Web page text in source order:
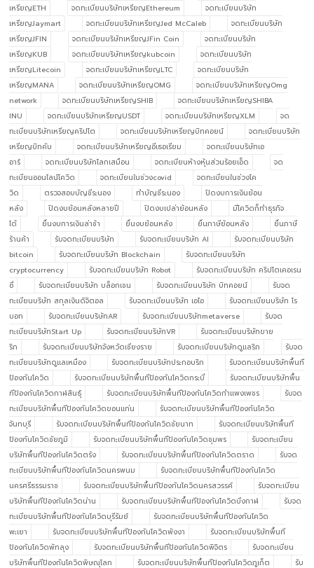
เหรียญETH จดทะเบียนบริษัทเหรียญEthereum
จดทะเบียนบริษัท
เหรียญJaymart
จดทะเบียนบริษัทเหรียญJed McCaleb
จดทะเบียนบริษัท
เหรียญJFIN
จดทะเบียนบริษัทเหรียญJFin Coin
จดทะเบียนบริษัท
เหรียญKUB
จดทะเบียนบริษัทเหรียญkubcoin
จดทะเบียนบริษัท
เหรียญLitecoin
จดทะเบียนบริษัทเหรียญLTC
จดทะเบียนบริษัท
เหรียญMANA
จดทะเบียนบริษัทเหรียญOMG
จดทะเบียนบริษัทเหรียญOmg
network
จดทะเบียนบริษัทเหรียญSHIB
จดทะเบียนบริษัทเหรียญSHIBA
INU
จดทะเบียนบริษัทเหรียญUSDT จดทะเบียนบริษัทเหรียญXLM
จด
ทะเบียนบริษัทเหรียญคริปโต
จดทะเบียนบริษัทเหรียญบิทคอยน์
จดทะเบียนบริษัท
เหรียญบิทคับ
จดทะเบียนบริษัทเหรียญอีเธอเรียม
จดทะเบียนบริษัทเอ
อาร์
จดทะเบียนบริษัทโลกเสมือน จดทะเบียนห้างหุ้นส่วนร้อยเอ็ด
จด
ทะเบียนออนไลน์โควิด
จดทะเบียนในช่วงcovid
จดทะเบียนในช่วงโค
วิด
ตรวจสอบบัญชีระนอง ทำบัญชีระนอง
ปิดงบการเงินย้อน
หลัง
ปิดงบย้อนหลังหลายปี ปิดงบเปล่าย้อนหลัง
มีโควิดก็ทำธุรกิจ
ได้
ยื่นงบการเงินล่าช้า ยื่นงบย้อนหลัง ยื่นภาษีย้อนหลัง
ยื่นภาษี
ร้านค้า
รับจดทะเบียนบริษัท รับจดทะเบียนบริษัท AI
รับจดทะเบียนบริษัท
bitcoin
รับจดทะเบียนบริษัท Blockchain
รับจดทะเบียนบริษัท
cryptocurrency
รับจดทะเบียนบริษัท Robot
รับจดทะเบียนบริษัท คริปโตเคอเรน
ซี่
รับจดทะเบียนบริษัท บล็อกเชน รับจดทะเบียนบริษัท บิทคอยน์
รับจด
ทะเบียนบริษัท สกุลเงินดิจิตอล
รับจดทะเบียนบริษัท เอไอ
รับจดทะเบียนบริษัท โร
บอท
รับจดทะเบียนบริษัทAR รับจดทะเบียนบริษัทmetaverse
รับจด
ทะเบียนบริษัทStart Up
รับจดทะเบียนบริษัทVR
รับจดทะเบียนบริษัทขาย
ริก
รับจดทะเบียนบริษัทจังหวัดเชียงราย รับจดทะเบียนบริษัทดูแลริก
รับจด
ทะเบียนบริษัทดูแลเหมือง
รับจดทะเบียนบริษัทประกอบริก
รับจดทะเบียนบริษัทพื้นที
ป้องกันโควิด
รับจดทะเบียนบริษัทพื้นทีป้องกันโควิดกระบี่
รับจดทะเบียนบริษัทพื้น
ทีป้องกันโควิดกาฬสินธุ์
รับจดทะเบียนบริษัทพื้นทีป้องกันโควิดกำแพงเพชร
รับจด
ทะเบียนบริษัทพื้นทีป้องกันโควิดขอนแก่น
รับจดทะเบียนบริษัทพื้นทีป้องกันโควิด
จันทบุรี
รับจดทะเบียนบริษัทพื้นทีป้องกันโควิดชัยนาท
รับจดทะเบียนบริษัทพื้นที
ป้องกันโควิดชัยภูมิ
รับจดทะเบียนบริษัทพื้นทีป้องกันโควิดชุมพร
รับจดทะเบียน
บริษัทพื้นทีป้องกันโควิดตรัง
รับจดทะเบียนบริษัทพื้นทีป้องกันโควิดตราด
รับจด
ทะเบียนบริษัทพื้นทีป้องกันโควิดนครพนม
รับจดทะเบียนบริษัทพื้นทีป้องกันโควิด
นครศรีธรรมราช
รับจดทะเบียนบริษัทพื้นทีป้องกันโควิดนครสวรรค์
รับจดทะเบียน
บริษัทพื้นทีป้องกันโควิดน่าน
รับจดทะเบียนบริษัทพื้นทีป้องกันโควิดบึงกาฬ
รับจด
ทะเบียนบริษัทพื้นทีป้องกันโควิดบุรีรัมย์
รับจดทะเบียนบริษัทพื้นทีป้องกันโควิด
พะเยา
รับจดทะเบียนบริษัทพื้นทีป้องกันโควิดพังงา
รับจดทะเบียนบริษัทพื้นที
ป้องกันโควิดพัทลุง
รับจดทะเบียนบริษัทพื้นทีป้องกันโควิดพิจิตร
รับจดทะเบียน
บริษัทพื้นทีป้องกันโควิดพิษณุโลก
รับจดทะเบียนบริษัทพื้นทีป้องกันโควิดภูเก็ต
รับ